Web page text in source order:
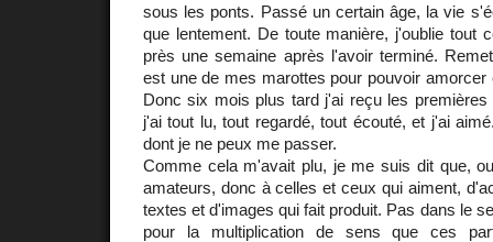
sous les ponts. Passé un certain âge, la vie
que lentement. De toute manière, j'oublie tout
près une semaine après l'avoir terminé.
est une de mes marottes pour pouvoir amorcer
Donc six mois plus tard j'ai reçu les
j'ai tout lu, tout regardé, tout écouté, et j'ai
dont je ne peux me passer.
Comme cela m'avait plu, je me suis dit que,
amateurs, donc à celles et ceux qui aiment,
textes et d'images qui fait produit. Pas dans le
pour la multiplication de sens que ces